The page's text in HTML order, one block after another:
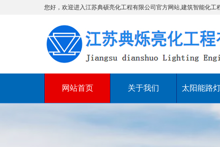
您好，欢迎进入江苏典硕亮化工程有限公司官方网站,建筑智能化工
网站首页 关于我们 太阳能路